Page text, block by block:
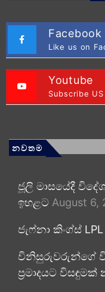
Facebook
Like us on
Youtube
Subscribe US
නවතම
ජූලි මාසයේදී
ඉහළට August 6,
ජැෆ්නා කිංග්ස්
විනිසුරුවරුන්ගේ
ප්‍රමාදයට විසඳුමක්